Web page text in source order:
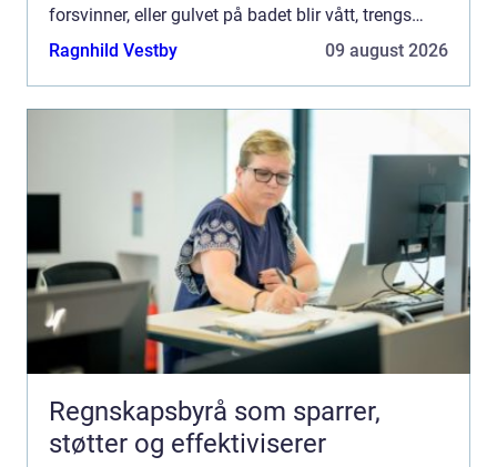
forsvinner, eller gulvet på badet blir vått, trengs
fagfolk som rykker ut raskt og gjør en grundig job...
Ragnhild Vestby 09 august 2026
Regnskapsbyrå som sparrer,
støtter og effektiviserer